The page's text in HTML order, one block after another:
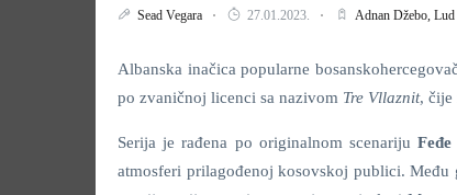
Sead Vegara 27.01.2023. Adnan Džebo, Lud
Albanska inačica popularne
po zvaničnoj licenci sa nazivom Tre Vllaznit, čije
Serija je rađena po originalnom scenariju
atmosferi prilagođenoj kosovskoj publici.